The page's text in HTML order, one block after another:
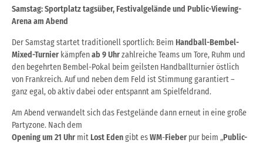
Samstag: Sportplatz tagsüber, Festivalgelände und Public-Viewing-
Arena am Abend
Der Samstag startet traditionell sportlich: Beim Handball-Bembel-
Mixed-Turnier kämpfenab 9 Uhrzahlreiche Teams um Tore, Ruhm und
den begehrten Bembel-Pokal beim geilsten Handballturnier östlich
von Frankreich. Auf und neben dem Feld ist Stimmung garantiert –
ganz egal, ob aktiv dabei oder entspannt am Spielfeldrand.
Am Abend verwandelt sich das Festgelände dann erneut in eine große
Partyzone. Nach dem
Openingum 21 Uhr mit Lost Edengibt esWM-Fieber pur beim „Public-